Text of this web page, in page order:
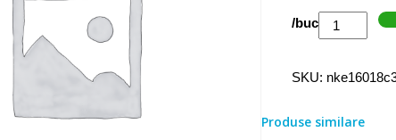
Cantitate
NKE
/buc
SKU:
Produse similare